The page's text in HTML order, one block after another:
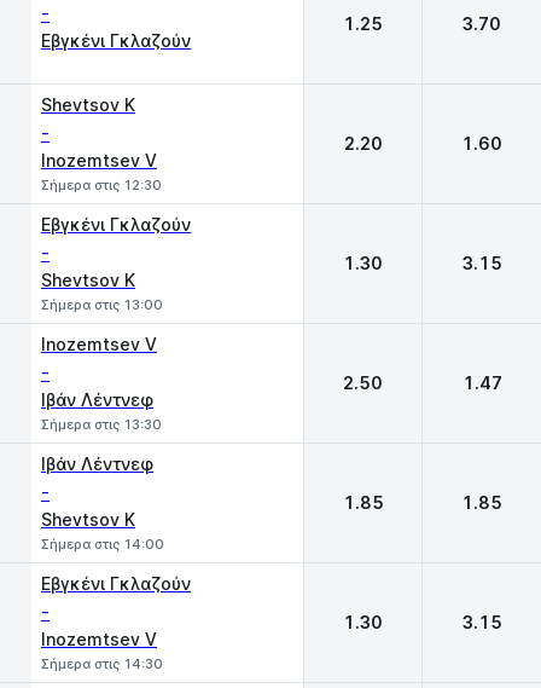
-
Εβγκένι Γκλαζούν
1.25 3.70
Shevtsov K
-
Inozemtsev V
Σήμερα στις 12:30
2.20 1.60
Εβγκένι Γκλαζούν
-
Shevtsov K
Σήμερα στις 13:00
1.30 3.15
Inozemtsev V
-
Ιβάν Λέντνεφ
Σήμερα στις 13:30
2.50 1.47
Ιβάν Λέντνεφ
-
Shevtsov K
Σήμερα στις 14:00
1.85 1.85
Εβγκένι Γκλαζούν
-
Inozemtsev V
Σήμερα στις 14:30
1.30 3.15